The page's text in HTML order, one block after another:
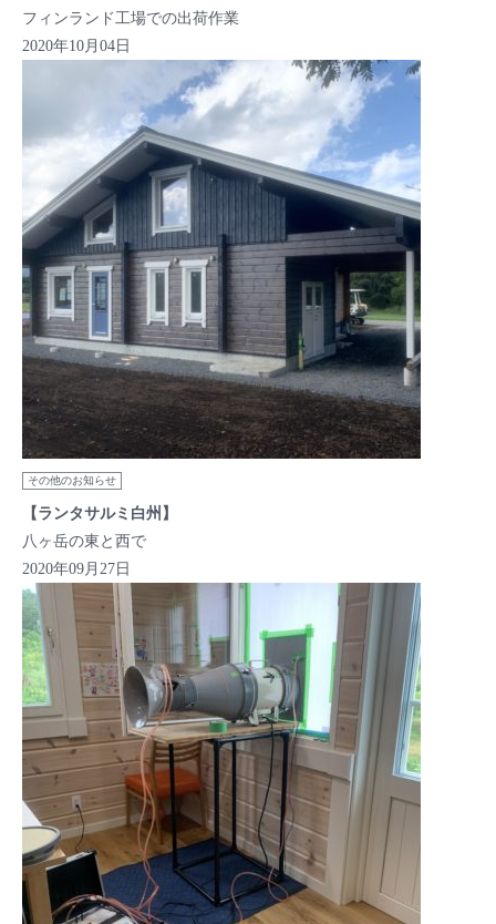
フィンランド工場での出荷作業
2020年10月04日
その他のお知らせ
【ランタサルミ白州】
八ヶ岳の東と西で
2020年09月27日